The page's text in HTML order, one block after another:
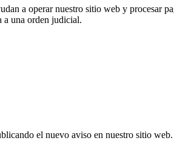
a operar nuestro sitio web y procesar
a una orden judicial.
el nuevo aviso en nuestro sitio